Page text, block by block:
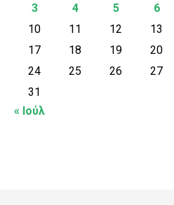
3
4 5 6
10
11 12 13
17
18 19 20
24
25 26 27
31
« Ιούλ